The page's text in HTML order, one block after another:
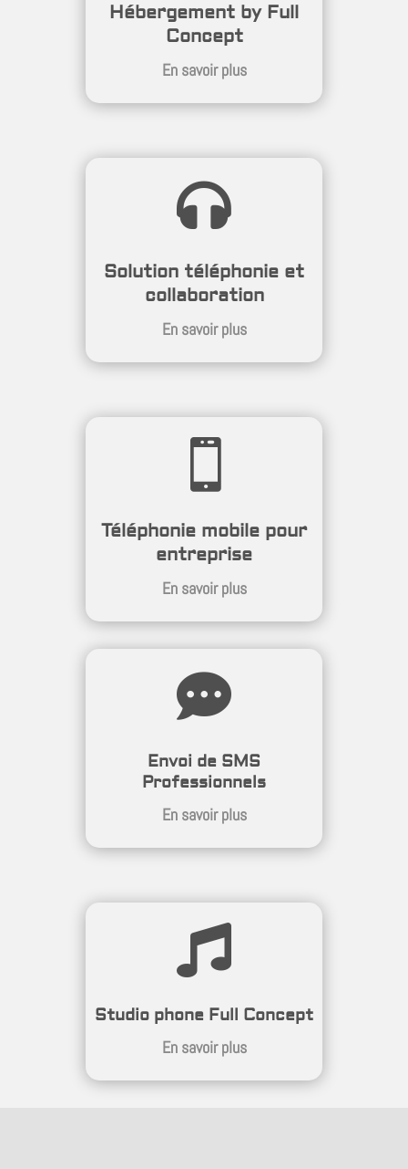
Hébergement by Full
Concept
En savoir plus

Solution téléphonie et
collaboration
En savoir plus

Téléphonie mobile pour
entreprise
En savoir plus

Envoi de SMS
Professionnels
En savoir plus

Studio phone Full Concept
En savoir plus